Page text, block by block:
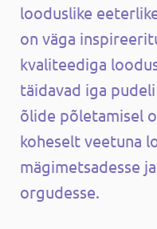
looduslike
on väga
kvaliteediga
täidavad iga
õlide põletamisel
koheselt veetuna
mägimetsadesse
orgudesse.